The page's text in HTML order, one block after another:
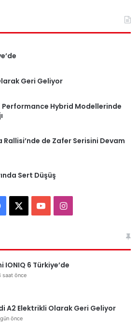
Geri Geliyor
Performance Hybrid Modellerinde
de Zafer Serisini Devam
Sert Düşüş
Facebook YouTubeInstagram
IONIQ 6 Türkiye’de
saat önce
A2 Elektrikli Olarak Geri Geliyor
önce